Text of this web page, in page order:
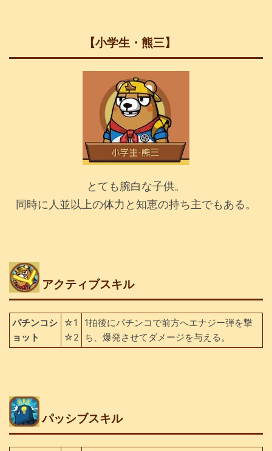
【小学生・熊三】
とても腕白な子供。
同時に人並以上の体力と知恵の持ち主でもある。
アクティブスキル
パチンコシ
ョット
☆1
☆2
1拍後にパチンコで前方へエナジー弾を撃
ち、爆発させてダメージを与える。
パッシブスキル